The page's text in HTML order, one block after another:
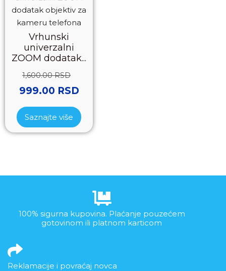
Vrhunski
univerzalni
ZOOM dodatak...
1,600.00RSD
999.00 RSD
Saznajte više
100% sigurna kupovina. Plaćanje pouzećem
gotovinom ili platnom karticom
Reklamacije i povraćaj novca